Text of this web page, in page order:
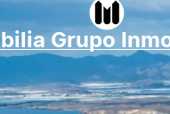
Grupo